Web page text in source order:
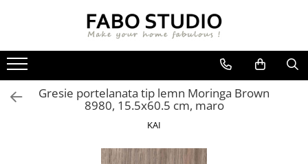
GRESIE INTERIOR
GRESIE EXTERIOR
GRESIE XXL - LASTRE
FAIANTA
PIESE DECORATIVE
CANAPELE
CUIEREGresie portelanata tip lemn Moringa Brown
8980, 15.5x60.5 cm, maro
KAI